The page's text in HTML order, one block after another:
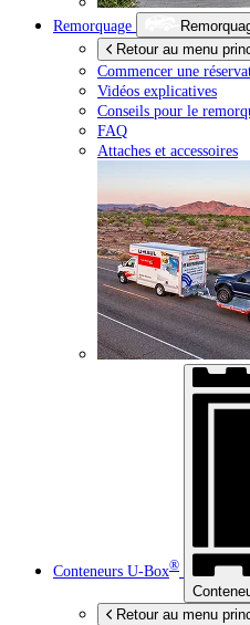
Remorquage
Retour au menu
Commencer une
Vidéos explicatives
Conseils pour le
FAQ
Attaches et accessoires
Conteneurs U-Box®
Retour au menu